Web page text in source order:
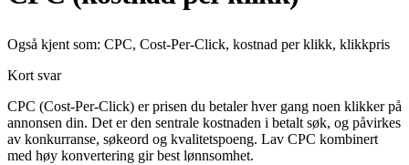
Også kjent som: CPC, Cost-Per-Click, kostnad per klikk, klikkpris
Kort svar
CPC (Cost-Per-Click) er prisen du betaler hver gang noen klikker på
annonsen din. Det er den sentrale kostnaden i betalt søk, og påvirkes
av konkurranse, søkeord og kvalitetspoeng. Lav CPC kombinert
med høy konvertering gir best lønnsomhet.